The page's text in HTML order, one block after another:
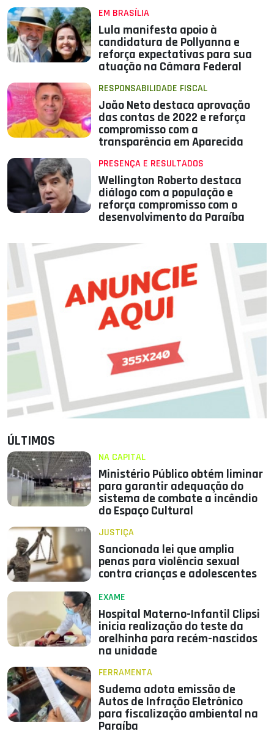
EM BRASÍLIA
Lula manifesta apoio à
candidatura de Pollyanna e
reforça expectativas para sua
atuação na Câmara Federal
RESPONSABILIDADE FISCAL
João Neto destaca aprovação
das contas de 2022 e reforça
compromisso com a
transparência em Aparecida
PRESENÇA E RESULTADOS
Wellington Roberto destaca
diálogo com a população e
reforça compromisso com o
desenvolvimento da Paraíba
ÚLTIMOS
NA CAPITAL
Ministério Público obtém liminar
para garantir adequação do
sistema de combate a incêndio
do Espaço Cultural
JUSTIÇA
Sancionada lei que amplia
penas para violência sexual
contra crianças e adolescentes
EXAME
Hospital Materno-Infantil Clipsi
inicia realização do teste da
orelhinha para recém-nascidos
na unidade
FERRAMENTA
Sudema adota emissão de
Autos de Infração Eletrônico
para fiscalização ambiental na
Paraíba